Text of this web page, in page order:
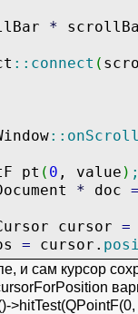
*
:: connect (
::
pt ( 0 , value )
* doc
cursor =
= cursor.
pos в
cursorPos=
и сам курсор